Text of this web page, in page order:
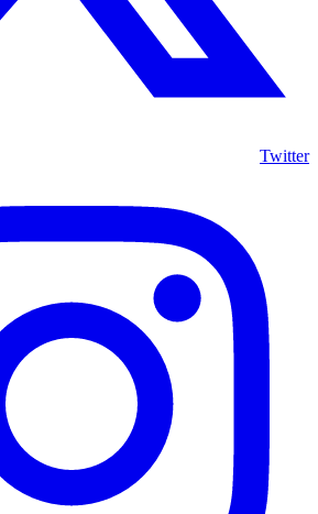
Twitter